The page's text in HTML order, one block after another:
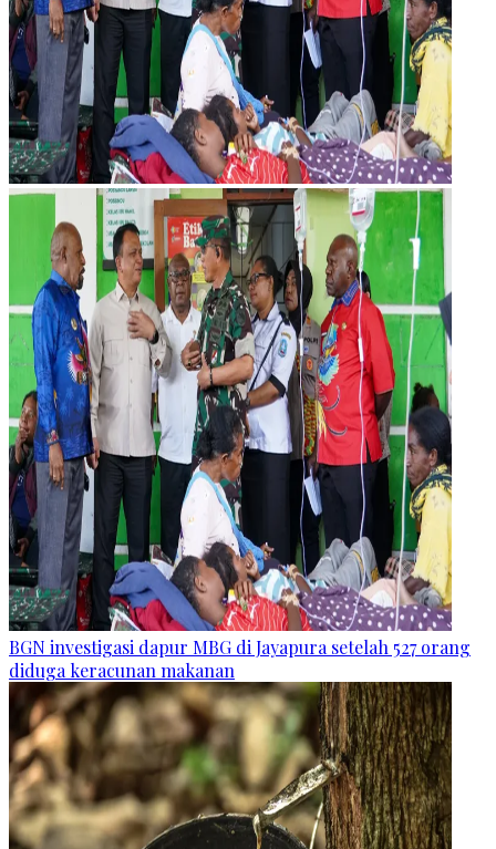
BGN investigasi dapur MBG di Jayapura setelah 527 orang
diduga keracunan makanan